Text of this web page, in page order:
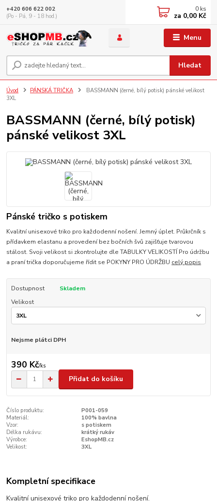
Menu
Hledat
+420 606 622 002
(Po - Pá, 9 - 18 hod.)
0 ks
za 0,00 Kč
Úvod PÁNSKÁ TRIČKA
BASSMANN (černé, bílý potisk) pánské velikost
3XL
BASSMANN (černé, bílý potisk)
pánské velikost 3XL
Pánské tričko s potiskem
Kvalitní unisexové triko pro každodenní nošení. Jemný úplet. Průkrčník s
přídavkem elastanu a provedení bez bočních švů zajišťuje tvarovou
stálost. Svoji velikost si zkontrolujte dle TABULKY VELIKOSTÍ Pro údržbu
a praní trička doporučujeme řídit se POKYNY PRO ÚDRŽBU celý popis
Dostupnost
Skladem
Velikost
Nejsme plátci DPH
390 Kč/ks
Přidat do košíku
Číslo produktu:
P001-059
Materiál:
100% bavlna
Vzor:
s potiskem
Délka rukávu:
krátký rukáv
Výrobce:
EshopMB.cz
Velikost:
3XL
Kompletní specifikace
Kvalitní unisexové triko pro každodenní nošení.